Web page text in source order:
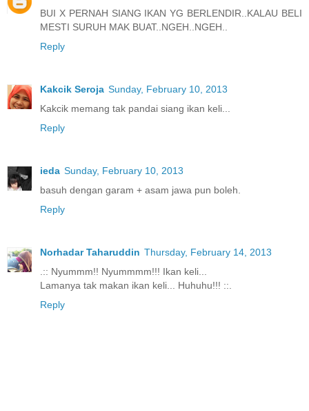
BUI X PERNAH SIANG IKAN YG BERLENDIR..KALAU BELI
MESTI SURUH MAK BUAT..NGEH..NGEH..
Reply
Kakcik Seroja Sunday, February 10, 2013
Kakcik memang tak pandai siang ikan keli...
Reply
ieda Sunday, February 10, 2013
basuh dengan garam + asam jawa pun boleh.
Reply
Norhadar Taharuddin Thursday, February 14, 2013
.:: Nyummm!! Nyummmm!!! Ikan keli...
Lamanya tak makan ikan keli... Huhuhu!!! ::.
Reply